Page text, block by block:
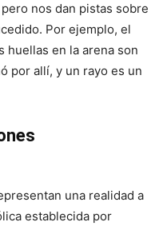
nos dan pistas sobre
Por ejemplo, el
huellas en la arena son
por allí, y un rayo es un
una realidad a
establecida por